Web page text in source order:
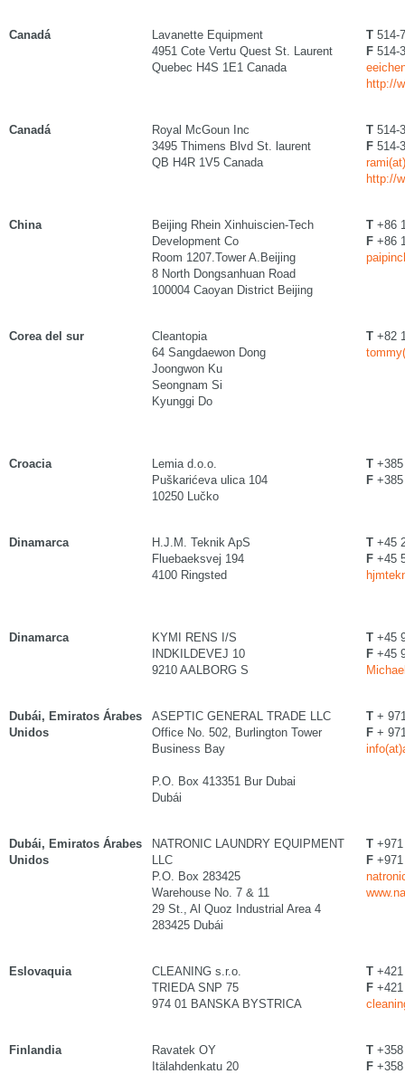
Canadá
Lavanette Equipment
4951 Cote Vertu Quest St. Laurent
Quebec H4S 1E1 Canada
T 514-
F 514-
http://
Canadá
Royal McGoun Inc
3495 Thimens Blvd St. laurent
QB H4R 1V5 Canada
T 514-
F 514-
http://
China
Beijing Rhein Xinhuiscien-Tech
Development Co
Room 1207.Tower A.Beijing
8 North Dongsanhuan Road
100004 Caoyan District Beijing
T +86
F +86
Corea del sur
Cleantopia
64 Sangdaewon Dong
Joongwon Ku
Seongnam Si
Kyunggi Do
T +82
Croacia
Lemia d.o.o.
Puškarićeva ulica 104
10250 Lučko
T
F
Dinamarca
H.J.M. Teknik ApS
Fluebaeksvej 194
4100 Ringsted
T +45
F +45
Dinamarca
KYMI RENS I/S
INDKILDEVEJ 10
9210 AALBORG S
T +45
F +45
Dubái, Emiratos Árabes
Unidos
ASEPTIC GENERAL TRADE LLC
Office No. 502, Burlington Tower
Business Bay
P.O. Box 413351 Bur Dubai
Dubái
T +
F +
Dubái, Emiratos Árabes
Unidos
NATRONIC LAUNDRY EQUIPMENT
LLC
P.O. Box 283425
Warehouse No. 7 & 11
29 St., Al Quoz Industrial Area 4
283425 Dubái
T
F
Eslovaquia
CLEANING s.r.o.
TRIEDA SNP 75
974 01 BANSKA BYSTRICA
T
F
Finlandia
Ravatek OY
Itälahdenkatu 20
T
F